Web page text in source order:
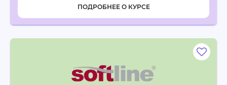
ПОДРОБНЕЕ О КУРСЕ